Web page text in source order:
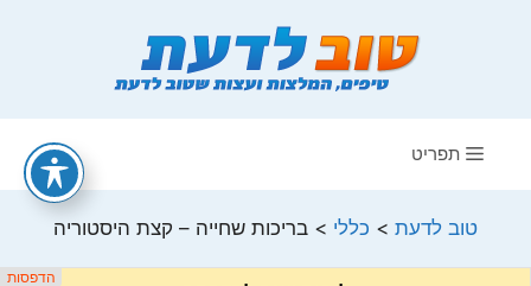
תפריט
טוב לדעת > כללי > בריכות שחייה – קצת היסטוריה